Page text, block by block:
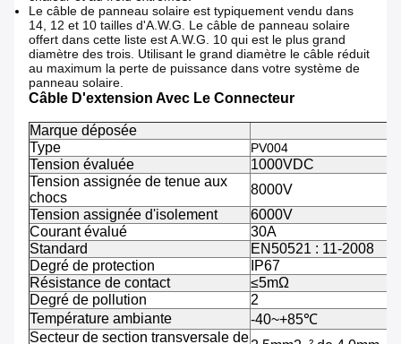
Le câble de panneau solaire est typiquement vendu dans
14, 12 et 10 tailles d'A.W.G. Le câble de panneau solaire
offert dans cette liste est A.W.G. 10 qui est le plus grand
diamètre des trois. Utilisant le grand diamètre le câble réduit
au maximum la perte de puissance dans votre système de
panneau solaire.
Câble D'extension Avec Le Connecteur
Marque déposée
Type
PV004
Tension évaluée
1000VDC
Tension assignée de tenue aux
chocs
8000V
Tension assignée d'isolement
6000V
Courant évalué
30A
Standard
EN50521 : 11-2008
Degré de protection
IP67
Résistance de contact
≤5mΩ
Degré de pollution
2
Température ambiante
-40~+85℃
Secteur de section transversale de